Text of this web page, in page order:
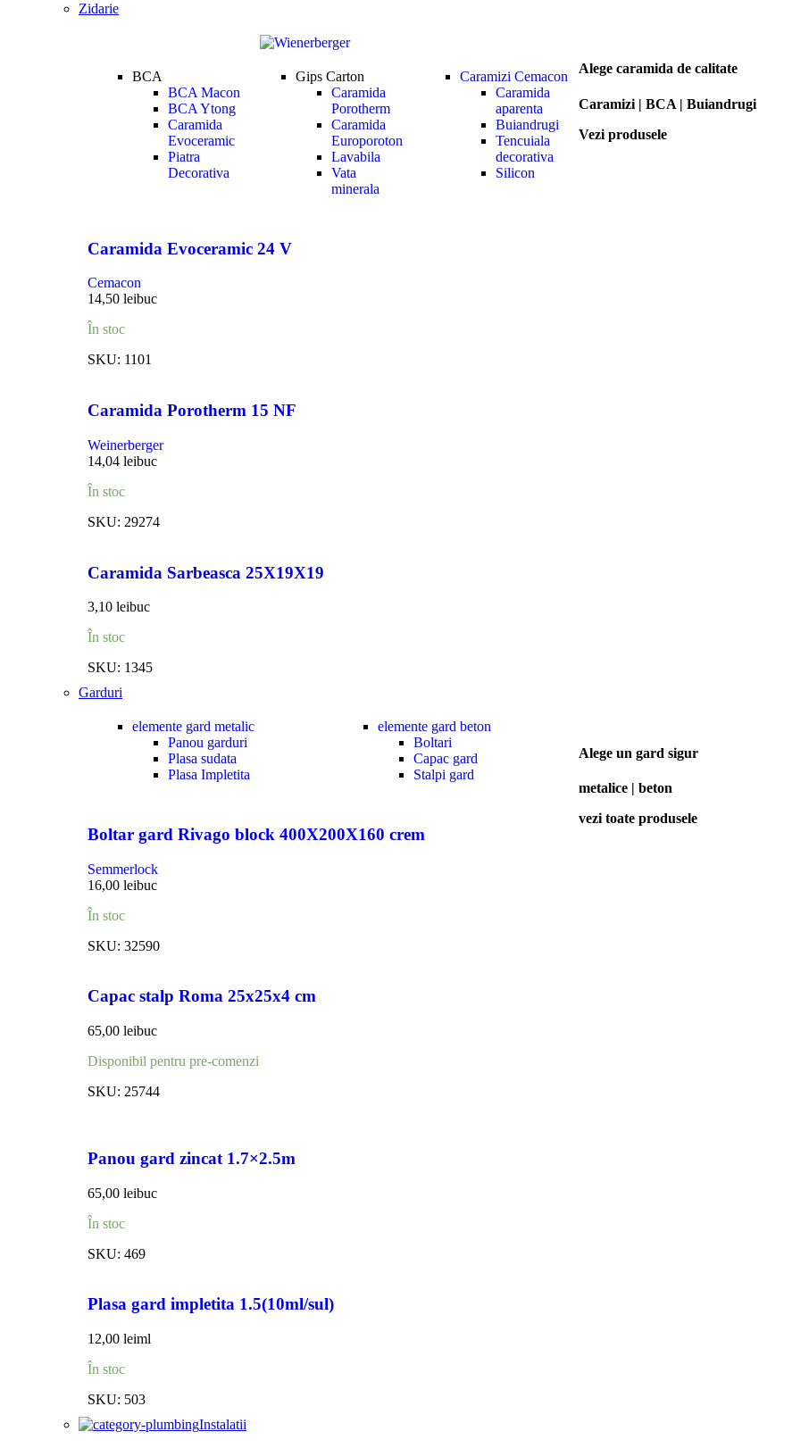
Zidarie
BCA
BCA Macon
BCA Ytong
Caramida
Evoceramic
Piatra
Decorativa
Gips Carton
Caramida
Porotherm
Caramida
Europoroton
Lavabila
Vata
minerala
Caramizi Cemacon
Caramida
aparenta
Buiandrugi
Tencuiala
decorativa
Silicon
Caramida Evoceramic 24 V
Cemacon
14,50 leibuc
În stoc
SKU: 1101
Caramida Porotherm 15 NF
Weinerberger
14,04 leibuc
În stoc
SKU: 29274
Caramida Sarbeasca 25X19X19
3,10 leibuc
În stoc
SKU: 1345
Alege caramida de calitate
Caramizi | BCA | Buiandrugi
Vezi produsele
Garduri
elemente gard metalic
Panou garduri
Plasa sudata
Plasa Impletita
elemente gard beton
Boltari
Capac gard
Stalpi gard
Boltar gard Rivago block 400X200X160 crem
Semmerlock
16,00 leibuc
În stoc
SKU: 32590
Capac stalp Roma 25x25x4 cm
65,00 leibuc
Disponibil pentru pre-comenzi
SKU: 25744
Panou gard zincat 1.7×2.5m
65,00 leibuc
În stoc
SKU: 469
Plasa gard impletita 1.5(10ml/sul)
12,00 leiml
În stoc
SKU: 503
Alege un gard sigur
metalice | beton
vezi toate produsele
Instalatii